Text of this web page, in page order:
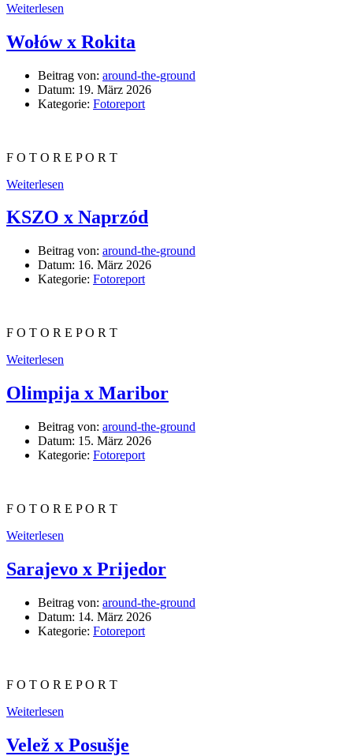
Weiterlesen
Wołów x Rokita
Beitrag von: around-the-ground
Datum: 19. März 2026
Kategorie: Fotoreport
F O T O R E P O R T
Weiterlesen
KSZO x Naprzód
Beitrag von: around-the-ground
Datum: 16. März 2026
Kategorie: Fotoreport
F O T O R E P O R T
Weiterlesen
Olimpija x Maribor
Beitrag von: around-the-ground
Datum: 15. März 2026
Kategorie: Fotoreport
F O T O R E P O R T
Weiterlesen
Sarajevo x Prijedor
Beitrag von: around-the-ground
Datum: 14. März 2026
Kategorie: Fotoreport
F O T O R E P O R T
Weiterlesen
Velež x Posušje